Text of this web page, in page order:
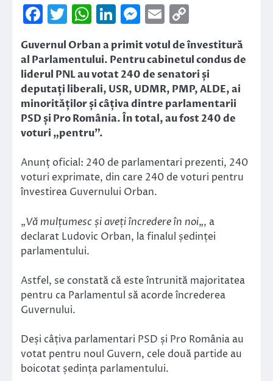
Facebook
Twitter
WhatsApp
LinkedIn
Messenger
Email
Link
Guvernul Orban a primit votul de învestitură
al Parlamentului. Pentru cabinetul condus de
liderul PNL au votat 240 de senatori și
deputați liberali, USR, UDMR, PMP, ALDE, ai
minorităților și câțiva dintre parlamentarii
PSD și Pro România. În total, au fost 240 de
voturi „pentru”.
Anunț oficial: 240 de parlamentari prezenti, 240
voturi exprimate, din care 240 de voturi pentru
învestirea Guvernului Orban.
„Vă mulțumesc și aveți încredere în noi„, a
declarat Ludovic Orban, la finalul ședinței
parlamentului.
Astfel, se constată că este întrunită majoritatea
pentru ca Parlamentul să acorde încrederea
Guvernului.
Deși câțiva parlamentari PSD și Pro România au
votat pentru noul Guvern, cele două partide au
boicotat ședința parlamentului.